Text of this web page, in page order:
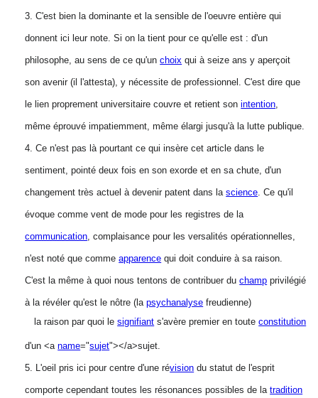
3. C'est bien la dominante et la sensible de l'oeuvre entière qui
donnent ici leur note. Si on la tient pour ce qu'elle est : d'un
philosophe, au sens de ce qu'unchoix qui à seize ans y aperçoit
son avenir (il l'attesta), y nécessite de professionnel. C'est dire que
le lien proprement universitaire couvre et retient sonintention,
même éprouvé impatiemment, même élargi jusqu'à la lutte publique.
4. Ce n'est pas là pourtant ce qui insère cet article dans le
sentiment, pointé deux fois en son exorde et en sa chute, d'un
changement très actuel à devenir patent dans lascience. Ce qu'il
évoque comme vent de mode pour les registres de la
communication, complaisance pour les versalités opérationnelles,
n'est noté que commeapparence qui doit conduire à sa raison.
C'est la même à quoi nous tentons de contribuer duchamp privilégié
à la révéler qu'est le nôtre (lapsychanalyse freudienne)
la raison par quoi lesignifiant s'avère premier en touteconstitution
d'un <aname="sujet"></a>sujet.
5. L'oeil pris ici pour centre d'une révision du statut de l'esprit
comporte cependant toutes les résonances possibles de latradition